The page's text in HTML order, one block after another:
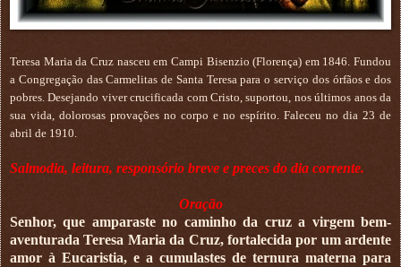
Teresa Maria da Cruz nasceu em Campi Bisenzio (Florença) em 1846. Fundou
a Congregação das Carmelitas de Santa Teresa para o serviço dos órfãos e dos
pobres. Desejando viver crucificada com Cristo, suportou, nos últimos anos da
sua vida, dolorosas provações no corpo e no espírito. Faleceu no dia 23 de
abril de 1910.
Salmodia, leitura, responsório breve e preces do dia corrente.
Oração
Senhor, que amparaste no caminho da cruz a virgem bem-
aventurada Teresa Maria da Cruz, fortalecida por um ardente
amor à Eucaristia, e a cumulastes de ternura materna para